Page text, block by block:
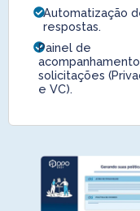
Automatização
respostas.
Painel de
solicitações
e VC).